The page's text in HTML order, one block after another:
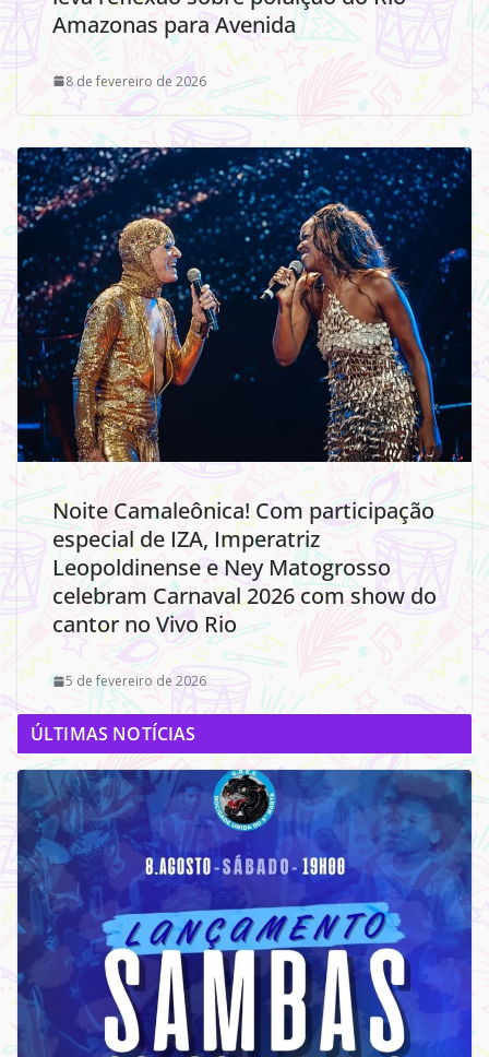
Amazonas para Avenida
8 de fevereiro de 2026
Noite Camaleônica! Com participação
especial de IZA, Imperatriz
Leopoldinense e Ney Matogrosso
celebram Carnaval 2026 com show do
cantor no Vivo Rio
5 de fevereiro de 2026
ÚLTIMAS NOTÍCIAS